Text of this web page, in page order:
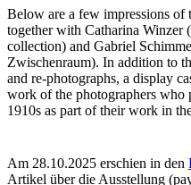
Below are a few impressions
together with Catharina
collection) and Gabriel
Zwischenraum). In addition to
and re-photographs, a display
work of the photographers who
1910s as part of their work in
Am 28.10.2025 erschien in den
Artikel über die Ausstellung
M
u
s
e
u
m
a
m
R
e
u
m
(
M
A
R
K
K
)
m
K
n
T
i
m
e
-
3
i
n
K
K
i
n
T
i
m
e
-
A
u